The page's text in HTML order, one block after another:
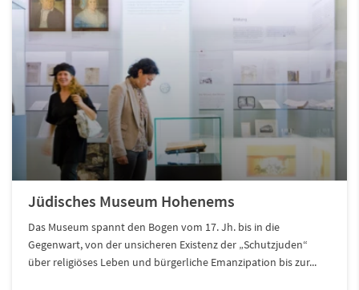
Jüdisches Museum Hohenems
Das Museum spannt den Bogen vom 17. Jh. bis in die
Gegenwart, von der unsicheren Existenz der „Schutzjuden“
über religiöses Leben und bürgerliche Emanzipation bis zur...